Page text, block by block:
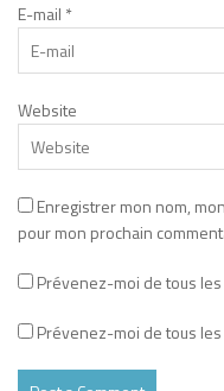
E-mail *
Website
Enregistrer mon nom,
pour mon prochain
Prévenez-moi de tous
Prévenez-moi de tous